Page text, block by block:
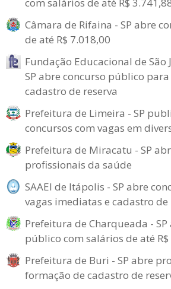
Câmara de Rifaina - SP abre
de até R$ 7.018,00
Fundação Educacional de São
SP abre concurso público
cadastro de reserva
Prefeitura de Limeira - SP
concursos com vagas em
Prefeitura de Miracatu - SP
profissionais da saúde
SAAEI de Itápolis - SP abre
vagas imediatas e cadastro de
Prefeitura de Charqueada -
público com salários de até R$
Prefeitura de Buri - SP abre
formação de cadastro de